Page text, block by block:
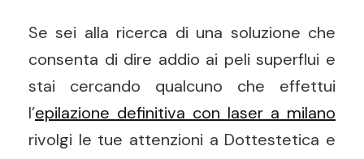
Se sei alla ricerca di una soluzione che
consenta di dire addio ai peli superflui e
stai cercando qualcuno che effettui
l’epilazione definitiva con laser a milano
rivolgi le tue attenzioni a Dottestetica e